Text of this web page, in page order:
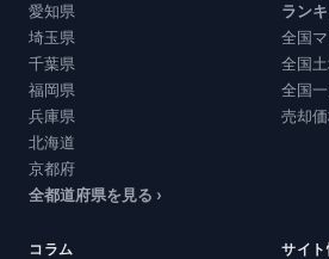
愛知県
埼玉県
千葉県
福岡県
兵庫県
北海道
京都府
全都道府県を見る ›
ラン
全国
全国
全国
売却
コラム サイト